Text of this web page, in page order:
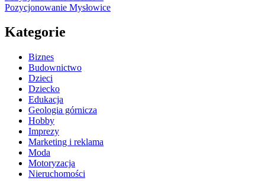
Pozycjonowanie Mysłowice
Kategorie
Biznes
Budownictwo
Dzieci
Dziecko
Edukacja
Geologia górnicza
Hobby
Imprezy
Marketing i reklama
Moda
Motoryzacja
Nieruchomości